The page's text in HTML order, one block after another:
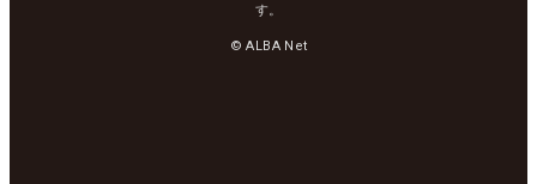
す。
© ALBA Net